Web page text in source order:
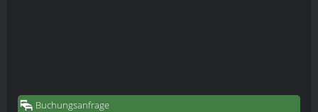
Buchungsanfrage